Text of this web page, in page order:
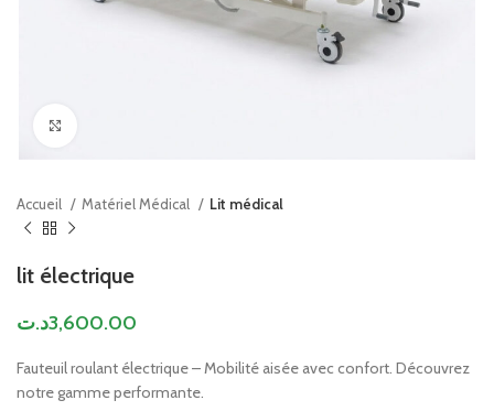
Accueil Matériel Médical Lit médical
lit électrique
3,600.00د.ت
Fauteuil roulant électrique – Mobilité aisée avec confort. Découvrez
notre gamme performante.